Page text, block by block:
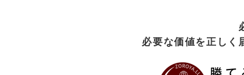
必要な価値を正しく